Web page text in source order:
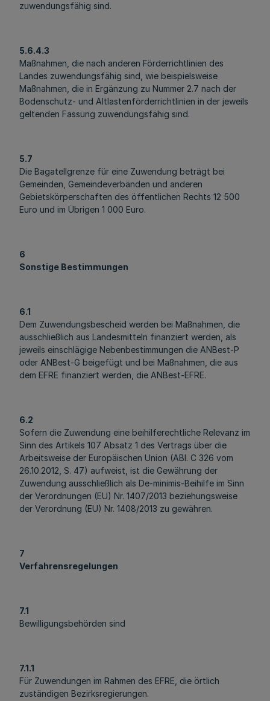
zuwendungsfähig sind.
5.6.4.3
Maßnahmen, die nach anderen Förderrichtlinien des
Landes zuwendungsfähig sind, wie beispielsweise
Maßnahmen, die in Ergänzung zu Nummer 2.7 nach der
Bodenschutz- und Altlastenförderrichtlinien in der jeweils
geltenden Fassung zuwendungsfähig sind.
5.7
Die Bagatellgrenze für eine Zuwendung beträgt bei
Gemeinden, Gemeindeverbänden und anderen
Gebietskörperschaften des öffentlichen Rechts 12 500
Euro und im Übrigen 1 000 Euro.
6
Sonstige Bestimmungen
6.1
Dem Zuwendungsbescheid werden bei Maßnahmen, die
ausschließlich aus Landesmitteln finanziert werden, als
jeweils einschlägige Nebenbestimmungen die ANBest-P
oder ANBest-G beigefügt und bei Maßnahmen, die aus
dem EFRE finanziert werden, die ANBest-EFRE.
6.2
Sofern die Zuwendung eine beihilferechtliche Relevanz im
Sinn des Artikels 107 Absatz 1 des Vertrags über die
Arbeitsweise der Europäischen Union (ABl. C 326 vom
26.10.2012, S. 47) aufweist, ist die Gewährung der
Zuwendung ausschließlich als De-minimis-Beihilfe im Sinn
der Verordnungen (EU) Nr. 1407/2013 beziehungsweise
der Verordnung (EU) Nr. 1408/2013 zu gewähren.
7
Verfahrensregelungen
7.1
Bewilligungsbehörden sind
7.1.1
Für Zuwendungen im Rahmen des EFRE, die örtlich
zuständigen Bezirksregierungen.